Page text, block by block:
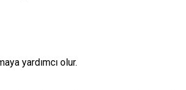
yardımcı olur.